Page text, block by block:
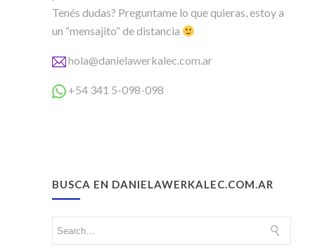
Tenés dudas? Preguntame lo que quieras, estoy a
un “mensajito” de distancia
hola@danielawerkalec.com.ar
+54 341 5-098-098
BUSCA EN DANIELAWERKALEC.COM.AR